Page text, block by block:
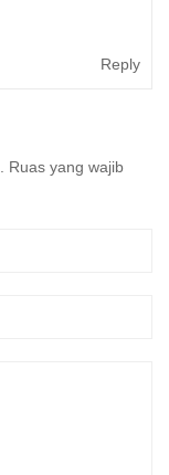
Reply
Ruas yang wajib